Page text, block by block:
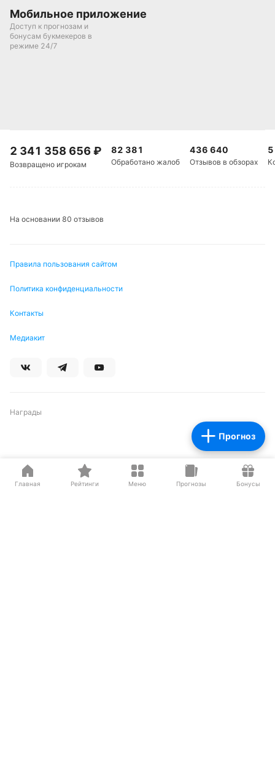
Прогноз
Главная Рейтинги Меню Прогнозы Бонусы
Мобильное приложение
Доступ к прогнозам и
бонусам букмекеров в
режиме 24/7
2 341 358 656₽
Возвращено игрокам
82 381
Обработано жалоб
436 640
Отзывов в обзорах
На основании 80 отзывов
Правила пользования сайтом
Политика конфиденциальности
Контакты
Медиакит
Награды
Партнеры